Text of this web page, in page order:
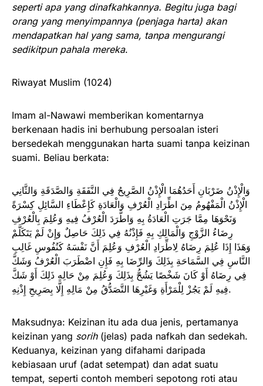
seperti apa yang dinafkahkannya. Begitu juga bagi
orang yang menyimpannya (penjaga harta) akan
mendapatkan hal yang sama, tanpa mengurangi
sedikitpun pahala mereka.
Riwayat Muslim (1024)
Imam al-Nawawi memberikan komentarnya
berkenaan hadis ini berhubung persoalan isteri
bersedekah menggunakan harta suami tanpa keizinan
suami. Beliau berkata:
وَالْإِذْنُ ضَرْبَانِ أَحَدُهُمَا الْإِذْنُ الصَّرِيحُ فِي النَّفَقَةِ وَالصَّدَقَةِ وَالثَّانِي
الْإِذْنُ الْمَفْهُومُ مِنَ اطِّرَادِ الْعُرْفِ وَالْعَادَةِ كَإِعْطَاءِ السَّائِلِ كِسْرَةً
وَنَحْوَهَا مِمَّا جَرَتِ الْعَادَةُ بِهِ وَاطَّرَدَ الْعُرْفُ فِيهِ وَعُلِمَ بِالْعُرْفِ
رِضَاءُ الزَّوْجِ وَالْمَالِكِ بِهِ فَإِذْنُهُ فِي ذَلِكَ حَاصِلٌ وَإِنْ لَمْ يَتَكَلَّمْ
وَهَذَا إِذَا عُلِمَ رِضَاهُ لِاطِّرَادِ الْعُرْفِ وَعُلِمَ أَنَّ نَفْسَهُ كَنُفُوسِ غَالِبِ
النَّاسِ فِي السَّمَاحَةِ بِذَلِكَ وَالرِّضَا بِهِ فَإِنِ اضْطَرَبَ الْعُرْفُ وَشَكَّ
فِي رِضَاهُ أَوْ كَانَ شَخْصًا يَشُحُّ بِذَلِكَ وَعُلِمَ مِنْ حَالِهِ ذَلِكَ أَوْ شَكَّ
فِيهِ لَمْ يَجُزْ لِلْمَرْأَةِ وَغَيْرِهَا التَّصَدُّقُ مِنْ مَالِهِ إِلَّا بِصَرِيحِ إِذْنِهِ.
Maksudnya: Keizinan itu ada dua jenis, pertamanya
keizinan yang sorih(jelas) pada nafkah dan sedekah.
Keduanya, keizinan yang difahami daripada
kebiasaan uruf (adat setempat) dan adat suatu
tempat, seperti contoh memberi sepotong roti atau